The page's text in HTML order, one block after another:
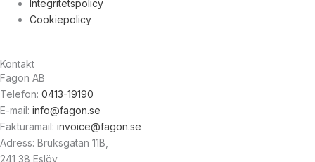
Integritetspolicy
Cookiepolicy
Kontakt
Fagon AB
Telefon: 0413-19190
E-mail: info@fagon.se
Fakturamail: invoice@fagon.se
Adress: Bruksgatan 11B,
241 38 Eslöv